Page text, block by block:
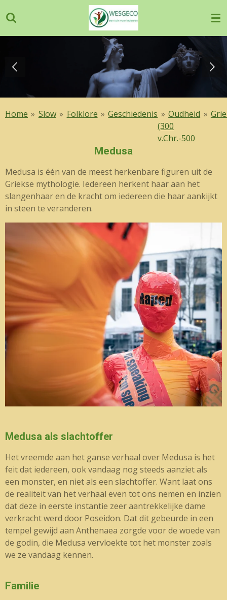
direct
naar
Home » Slow » Folklore » Geschiedenis » Oudheid
(300
v.Chr.-500
»
Medusa
Medusa is één van de meest herkenbare figuren uit de
Griekse mythologie. Iedereen herkent haar aan het
slangenhaar en de kracht om iedereen die haar aankijkt
in steen te veranderen.
Medusa als slachtoffer
Het vreemde aan het ganse verhaal over Medusa is het
feit dat iedereen, ook vandaag nog steeds aanziet als
een monster, en niet als een slachtoffer. Want laat ons
de realiteit van het verhaal even tot ons nemen en inzien
dat deze in eerste instantie zeer aantrekkelijke dame
verkracht werd door Poseidon. Dat dit gebeurde in een
tempel gewijd aan Anthenaea zorgde voor de woede van
de godin, die Medusa vervloekte tot het monster zoals
we ze vandaag kennen.
Familie